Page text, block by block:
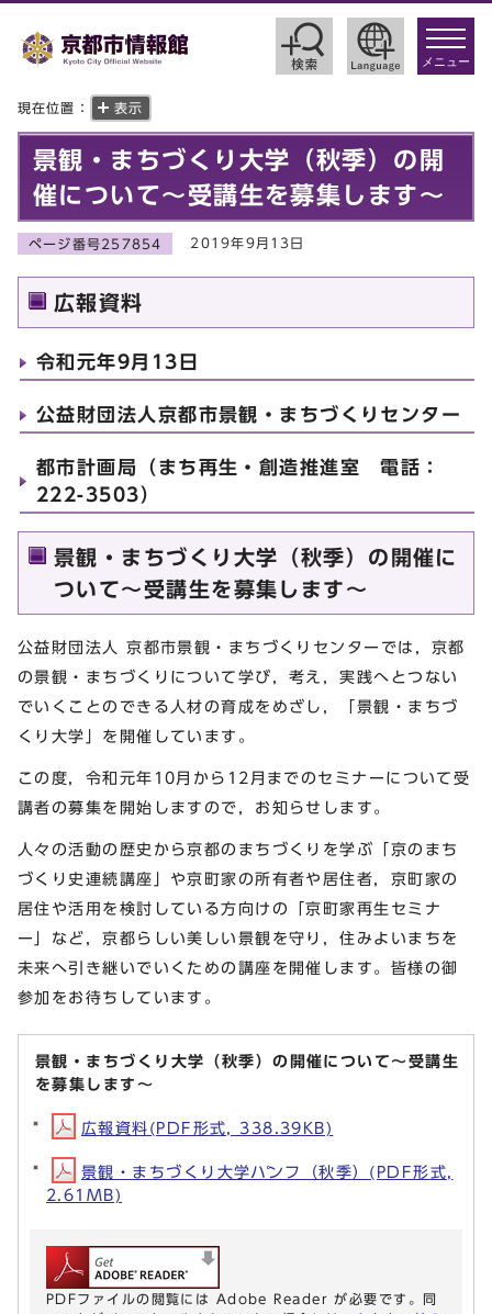
toggle
メニュー
現在位置： 表示
景観・まちづくり大学（秋季）の開
催について～受講生を募集します～
ページ番号257854 2019年9月13日
広報資料
令和元年9月13日
公益財団法人京都市景観・まちづくりセンター
都市計画局（まち再生・創造推進室 電話：
222-3503）
景観・まちづくり大学（秋季）の開催に
ついて～受講生を募集します～
公益財団法人 京都市景観・まちづくりセンターでは，京都
の景観・まちづくりについて学び，考え，実践へとつない
でいくことのできる人材の育成をめざし，「景観・まちづ
くり大学」を開催しています。
この度，令和元年10月から12月までのセミナーについて受
講者の募集を開始しますので，お知らせします。
人々の活動の歴史から京都のまちづくりを学ぶ「京のまち
づくり史連続講座」や京町家の所有者や居住者，京町家の
居住や活用を検討している方向けの「京町家再生セミナ
ー」など，京都らしい美しい景観を守り，住みよいまちを
未来へ引き継いでいくための講座を開催します。皆様の御
参加をお待ちしています。
景観・まちづくり大学（秋季）の開催について～受講生
を募集します～
広報資料(PDF形式, 338.39KB)
景観・まちづくり大学パンフ（秋季）(PDF形式,
2.61MB)
PDFファイルの閲覧には Adobe Reader が必要です。同